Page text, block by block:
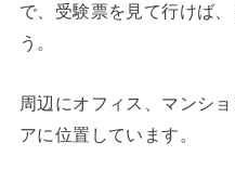
で、受験票を見て行けば
う。
周辺にオフィス、マンシ
アに位置しています。